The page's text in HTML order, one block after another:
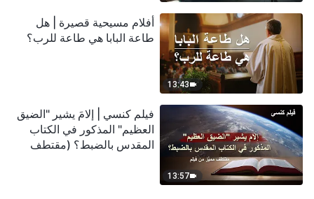
13:43
أفلام مسيحية قصيرة | هل
طاعة البابا هي طاعة للرب؟
13:57
فيلم كنسي | إلامَ يشير "الضيق
العظيم" المذكور في الكتاب
المقدس بالضبط؟ (مقتطف